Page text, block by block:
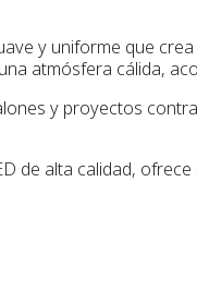
y uniforme que
atmósfera cálida,
y proyectos
de alta calidad,